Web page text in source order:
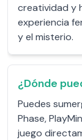
creatividad y
experiencia
y el misterio.
¿Dónde
Puedes
Phase,
juego